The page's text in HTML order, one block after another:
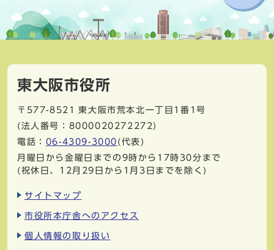
東大阪市役所
〒577-8521
東大阪市荒本北一丁目1番1号
(法人番号：8000020272272)
電話： 06-4309-3000 (代表)
月曜日から金曜日までの9時から17時30分まで
(祝休日、12月29日から1月3日までを除く)
サイトマップ
市役所本庁舎へのアクセス
個人情報の取り扱い